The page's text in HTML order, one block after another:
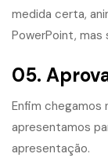
medida certa,
PowerPoint, mas
05.
​Enfim chegamos
apresentamos
apresentação.